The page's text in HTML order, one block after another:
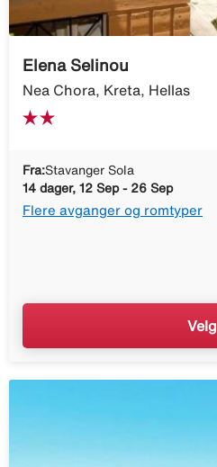
Elena Selinou
Nea Chora, Kreta, Hellas
Fra:Stavanger Sola
14 dager, 12 Sep - 26 Sep
Flere avganger og romtyper
Velg